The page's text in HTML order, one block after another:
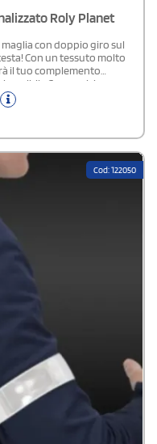
Roly Planet
con doppio giro sul
Con un tessuto molto
il tuo complemento
Cod: 122050